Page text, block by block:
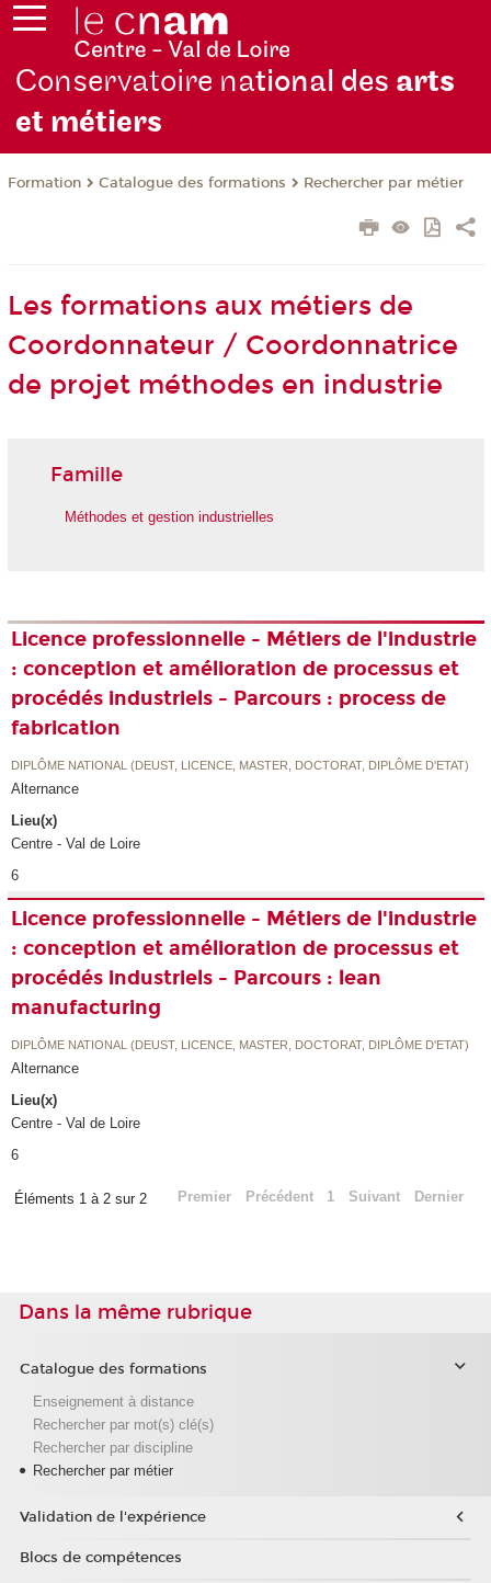
Conservatoire national des arts
et métiers
Formation Catalogue des formations Rechercher par métier
Les formations aux métiers de
Coordonnateur / Coordonnatrice
de projet méthodes en industrie
Famille
Méthodes et gestion industrielles
Licence professionnelle - Métiers de l'industrie
: conception et amélioration de processus et
procédés industriels - Parcours : process de
fabrication
DIPLÔME NATIONAL (DEUST, LICENCE, MASTER, DOCTORAT, DIPLÔME D'ETAT)
Alternance
Lieu(x)
Centre - Val de Loire
6
Licence professionnelle - Métiers de l'industrie
: conception et amélioration de processus et
procédés industriels - Parcours : lean
manufacturing
DIPLÔME NATIONAL (DEUST, LICENCE, MASTER, DOCTORAT, DIPLÔME D'ETAT)
Alternance
Lieu(x)
Centre - Val de Loire
6
Éléments 1 à 2 sur 2 Premier Précédent 1 Suivant Dernier
Dans la même rubrique
Catalogue des formations
Enseignement à distance
Rechercher par mot(s) clé(s)
Rechercher par discipline
Rechercher par métier
Validation de l'expérience
Blocs de compétences